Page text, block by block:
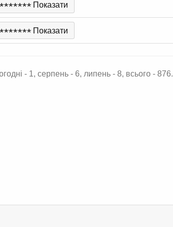
******* Показати
******* Показати
- 1, серпень - 6, липень - 8, всього - 876.